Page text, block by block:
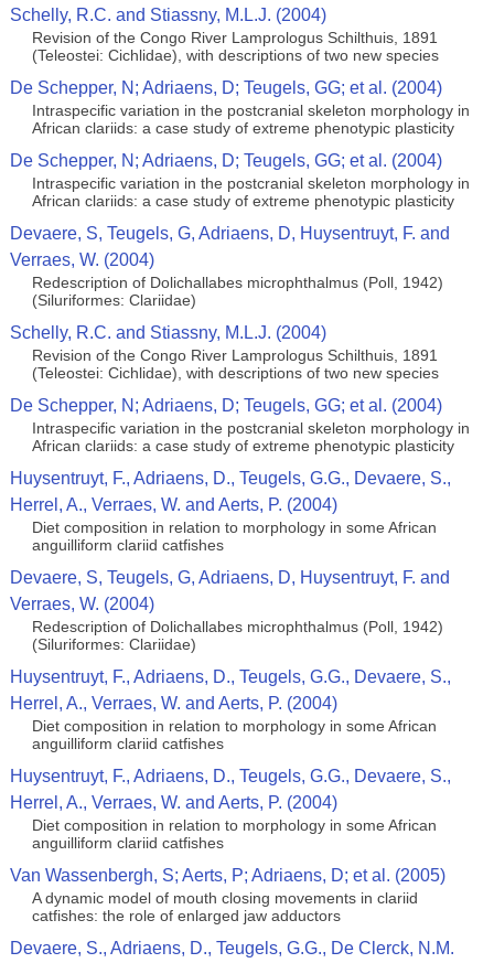
Schelly, R.C. and Stiassny, M.L.J. (2004)
Revision of the Congo River Lamprologus Schilthuis, 1891
(Teleostei: Cichlidae), with descriptions of two new species
De Schepper, N; Adriaens, D; Teugels, GG; et al. (2004)
Intraspecific variation in the postcranial skeleton morphology in
African clariids: a case study of extreme phenotypic plasticity
De Schepper, N; Adriaens, D; Teugels, GG; et al. (2004)
Intraspecific variation in the postcranial skeleton morphology in
African clariids: a case study of extreme phenotypic plasticity
Devaere, S, Teugels, G, Adriaens, D, Huysentruyt, F. and
Verraes, W. (2004)
Redescription of Dolichallabes microphthalmus (Poll, 1942)
(Siluriformes: Clariidae)
Schelly, R.C. and Stiassny, M.L.J. (2004)
Revision of the Congo River Lamprologus Schilthuis, 1891
(Teleostei: Cichlidae), with descriptions of two new species
De Schepper, N; Adriaens, D; Teugels, GG; et al. (2004)
Intraspecific variation in the postcranial skeleton morphology in
African clariids: a case study of extreme phenotypic plasticity
Huysentruyt, F., Adriaens, D., Teugels, G.G., Devaere, S.,
Herrel, A., Verraes, W. and Aerts, P. (2004)
Diet composition in relation to morphology in some African
anguilliform clariid catfishes
Devaere, S, Teugels, G, Adriaens, D, Huysentruyt, F. and
Verraes, W. (2004)
Redescription of Dolichallabes microphthalmus (Poll, 1942)
(Siluriformes: Clariidae)
Huysentruyt, F., Adriaens, D., Teugels, G.G., Devaere, S.,
Herrel, A., Verraes, W. and Aerts, P. (2004)
Diet composition in relation to morphology in some African
anguilliform clariid catfishes
Huysentruyt, F., Adriaens, D., Teugels, G.G., Devaere, S.,
Herrel, A., Verraes, W. and Aerts, P. (2004)
Diet composition in relation to morphology in some African
anguilliform clariid catfishes
Van Wassenbergh, S; Aerts, P; Adriaens, D; et al. (2005)
A dynamic model of mouth closing movements in clariid
catfishes: the role of enlarged jaw adductors
Devaere, S., Adriaens, D., Teugels, G.G., De Clerck, N.M.